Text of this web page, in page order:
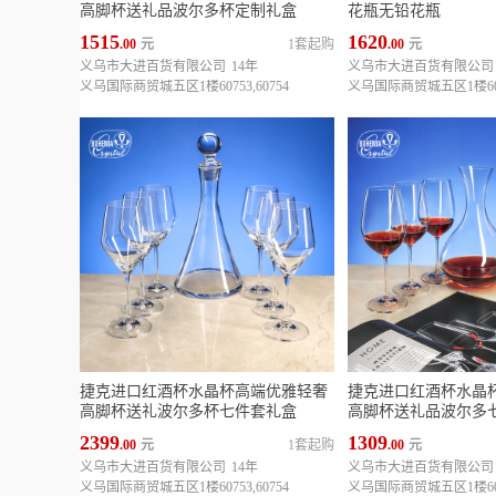
高脚杯送礼品波尔多杯定制礼盒
1515.00 元
1套起购
义乌市大进百货有限公司
14年
义乌国际商贸城五区1楼60753,60754
花瓶无铅花瓶
1620.00 元
义乌市大进百货有限公司
义乌国际商贸城五区1楼
捷克进口红酒杯水晶杯高端优雅轻奢
高脚杯送礼波尔多杯七件套礼盒
2399.00 元
1套起购
义乌市大进百货有限公司
14年
义乌国际商贸城五区1楼60753,60754
捷克进口红酒杯水晶
高脚杯送礼品波尔多
1309.00 元
义乌市大进百货有限公司
义乌国际商贸城五区1楼